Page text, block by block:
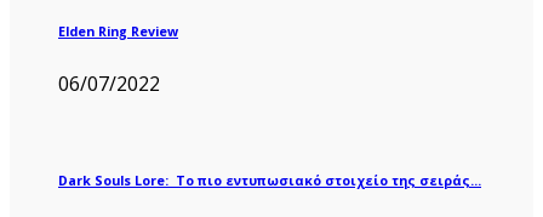
Elden Ring Review
06/07/2022
Dark Souls Lore: Το πιο εντυπωσιακό στοιχείο της σειράς…